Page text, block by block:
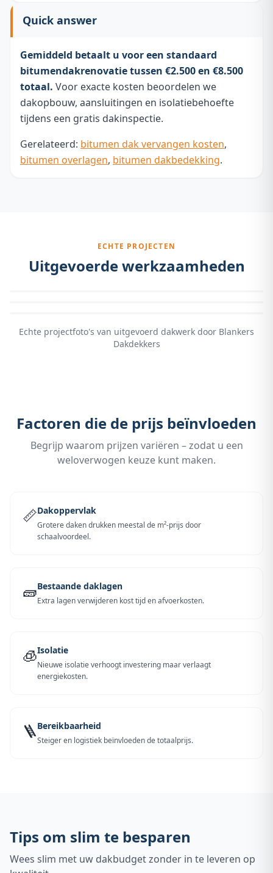
Quick answer
Gemiddeld betaalt u voor een standaard
bitumendakrenovatie tussen €2.500 en €8.500
totaal. Voor exacte kosten beoordelen we
dakopbouw, aansluitingen en isolatiebehoefte
tijdens een gratis dakinspectie.
Gerelateerd: bitumen dak vervangen kosten,
bitumen overlagen, bitumen dakbedekking.
ECHTE PROJECTEN
Uitgevoerde werkzaamheden
Echte projectfoto's van uitgevoerd dakwerk door Blankers
Dakdekkers
Factoren die de prijs beïnvloeden
Begrijp waarom prijzen variëren – zodat u een
weloverwogen keuze kunt maken.
📏Dakoppervlak
Grotere daken drukken meestal de m²-prijs door
schaalvoordeel.
🧱Bestaande daklagen
Extra lagen verwijderen kost tijd en afvoerkosten.
🧊Isolatie
Nieuwe isolatie verhoogt investering maar verlaagt
energiekosten.
🪜Bereikbaarheid
Steiger en logistiek beïnvloeden de totaalprijs.
Tips om slim te besparen
Wees slim met uw dakbudget zonder in te leveren op